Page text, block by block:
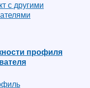
с другими
профиля